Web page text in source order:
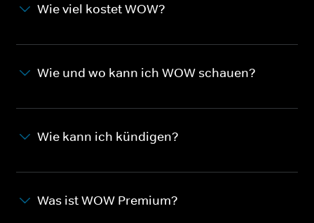
Wie viel kostet WOW?
Wie und wo kann ich WOW schauen?
Wie kann ich kündigen?
Was ist WOW Premium?